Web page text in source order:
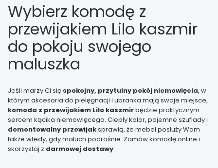
Wybierz komodę z
przewijakiem Lilo kaszmir
do pokoju swojego
maluszka
Jeśli marzy Ci się spokojny, przytulny pokój niemowlęcia, w
którym akcesoria do pielęgnacji i ubranka mają swoje miejsce,
komoda z przewijakiem Lilo kaszmirbędzie praktycznym
sercem kącika niemowlęcego. Ciepły kolor, pojemne szuflady i
demontowalny przewijaksprawią, że mebel posłuży Wam
także wtedy, gdy maluch podrośnie. Zamów komodę online i
skorzystaj z darmowej dostawy.